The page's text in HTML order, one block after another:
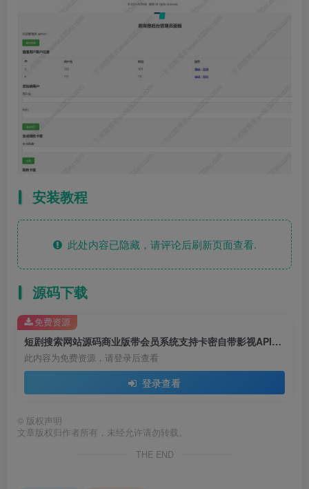
安装教程
此处内容已隐藏，请评论后刷新页面查看.
源码下载
短剧搜索网站源码商业版带会员系统支持卡密自带影视API接口
此内容为免费资源，请登录后查看
登录查看
免费资源
© 版权声明
文章版权归作者所有，未经允许请勿转载。
THE END